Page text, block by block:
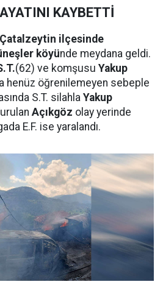
KAYBETTİ
Çatalzeytin ilçesinde
köyünde meydana geldi.
(62) ve komşusu Yakup
henüz öğrenilemeyen sebeple
S.T. silahla Yakup
Açıkgöz olay yerinde
E.F. ise yaralandı.